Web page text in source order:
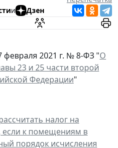
и Дзен
февраля 2021 г. № 8-ФЗ "О
23 и 25 части второй
Федерации"
налог на
если к помещениям в
порядок исчисления